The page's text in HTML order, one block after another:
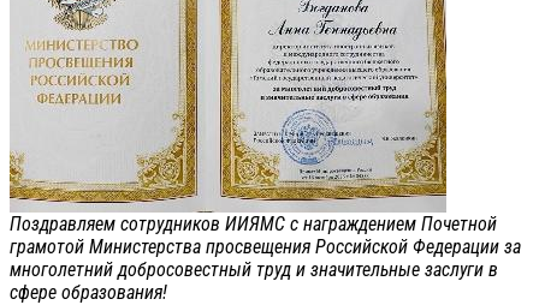
Поздравляем сотрудников ИИЯМС с награждением Почетной
грамотой Министерства просвещения Российской Федерации за
многолетний добросовестный труд и значительные заслуги в
сфере образования!